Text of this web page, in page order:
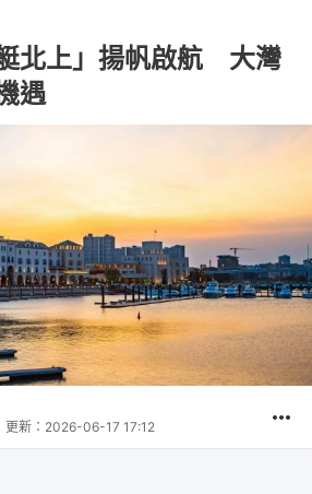
北上」揚帆啟航 大灣
遇
更新： 2026-06-17 17:12